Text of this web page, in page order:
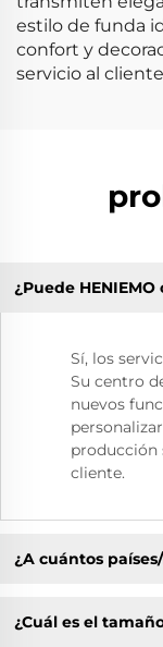
estilo de funda
confort y
servicio al
¿Puede
Sí, los
Su centro
nuevos
producción
cliente.
¿A cuántos
¿Cuál es el